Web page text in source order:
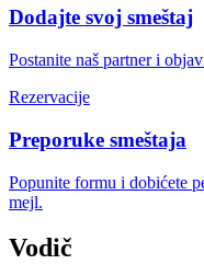
Dodajte svoj smeštaj
Postanite naš partner i
Rezervacije
Preporuke smeštaja
Popunite formu i dobićete
mejl.
Vodič